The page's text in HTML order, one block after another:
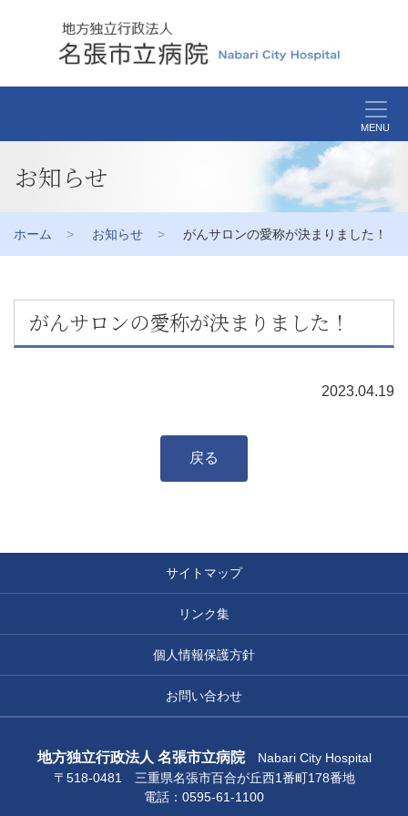
MENU
お知らせ
ホーム お知らせ がんサロンの愛称が決まりました！
がんサロンの愛称が決まりました！
2023.04.19
戻る
サイトマップ
リンク集
個人情報保護方針
お問い合わせ
地方独立行政法人 名張市立病院Nabari City Hospital
〒518-0481 三重県名張市百合が丘西1番町178番地
電話：0595-61-1100